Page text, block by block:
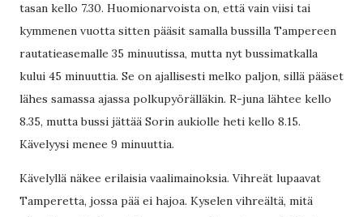
tasan kello 7.30. Huomionarvoista on, että vain viisi tai
kymmenen vuotta sitten pääsit samalla bussilla Tampereen
rautatieasemalle 35 minuutissa, mutta nyt bussimatkalla
kului 45 minuuttia. Se on ajallisesti melko paljon, sillä pääset
lähes samassa ajassa polkupyörälläkin. R-juna lähtee kello
8.35, mutta bussi jättää Sorin aukiolle heti kello 8.15.
Kävelyysi menee 9 minuuttia.
Kävelyllä näkee erilaisia vaalimainoksia. Vihreät lupaavat
Tamperetta, jossa pää ei hajoa. Kyselen vihreältä, mitä